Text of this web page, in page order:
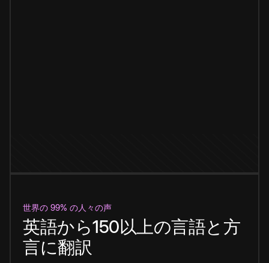
世界の 99% の人々の声
英語から150以上の言語と方
言に翻訳